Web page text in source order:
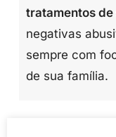
tratamentos de
negativas
sempre com
de sua família.